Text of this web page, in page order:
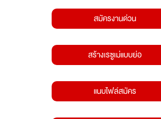
สมัครงานด่วน
สร้างเรซูเม่แบบย่อ
แนบไฟล์สมัคร